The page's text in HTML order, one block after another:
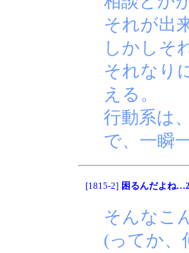
それが出
しかしそ
それなり
える。
行動系は
で、一瞬
[1815-2] 困るんだよね…2
そんなこ
(ってか、